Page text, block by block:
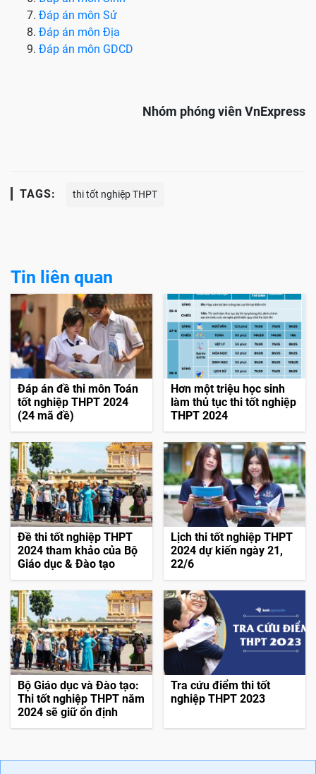
Đáp án môn Sử
Đáp án môn Địa
Đáp án môn GDCD
Nhóm phóng viên VnExpress
TAGS: thi tốt nghiệp THPT
Tin liên quan
Đáp án đề thi môn Toán
tốt nghiệp THPT 2024
(24 mã đề)
Hơn một triệu học sinh
làm thủ tục thi tốt nghiệp
THPT 2024
Đề thi tốt nghiệp THPT
2024 tham khảo của Bộ
Giáo dục & Đào tạo
Lịch thi tốt nghiệp THPT
2024 dự kiến ngày 21,
22/6
Bộ Giáo dục và Đào tạo:
Thi tốt nghiệp THPT năm
2024 sẽ giữ ổn định
Tra cứu điểm thi tốt
nghiệp THPT 2023